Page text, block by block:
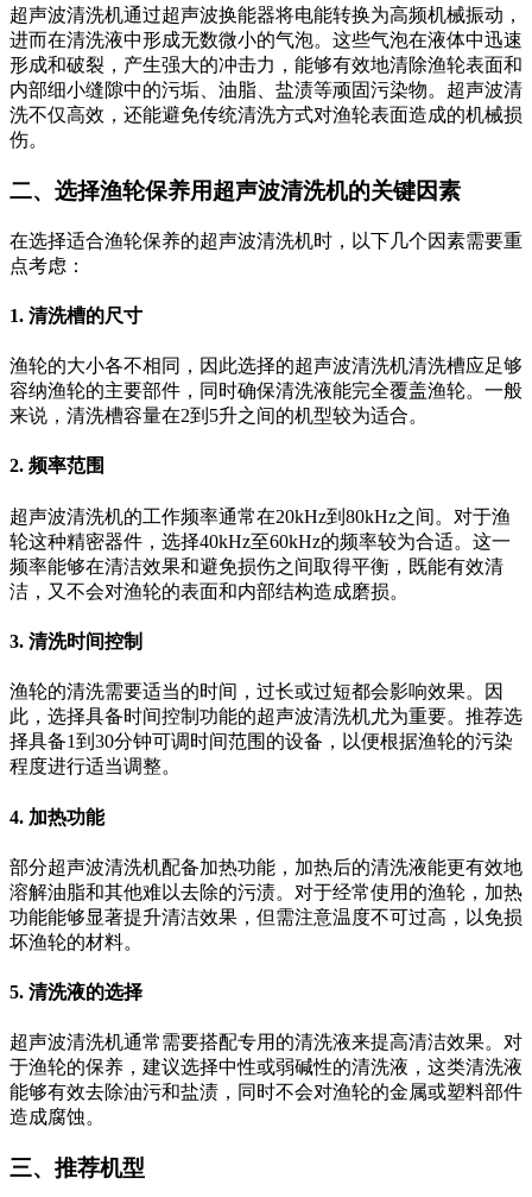
超声波清洗机通过超声波换能器将电能转换为高频机械振动，
进而在清洗液中形成无数微小的气泡。这些气泡在液体中迅速
形成和破裂，产生强大的冲击力，能够有效地清除渔轮表面和
内部细小缝隙中的污垢、油脂、盐渍等顽固污染物。超声波清
洗不仅高效，还能避免传统清洗方式对渔轮表面造成的机械损
伤。
二、选择渔轮保养用超声波清洗机的关键因素
在选择适合渔轮保养的超声波清洗机时，以下几个因素需要重
点考虑：
1. 清洗槽的尺寸
渔轮的大小各不相同，因此选择的超声波清洗机清洗槽应足够
容纳渔轮的主要部件，同时确保清洗液能完全覆盖渔轮。一般
来说，清洗槽容量在2到5升之间的机型较为适合。
2. 频率范围
超声波清洗机的工作频率通常在20kHz到80kHz之间。对于渔
轮这种精密器件，选择40kHz至60kHz的频率较为合适。这一
频率能够在清洁效果和避免损伤之间取得平衡，既能有效清
洁，又不会对渔轮的表面和内部结构造成磨损。
3. 清洗时间控制
渔轮的清洗需要适当的时间，过长或过短都会影响效果。因
此，选择具备时间控制功能的超声波清洗机尤为重要。推荐选
择具备1到30分钟可调时间范围的设备，以便根据渔轮的污染
程度进行适当调整。
4. 加热功能
部分超声波清洗机配备加热功能，加热后的清洗液能更有效地
溶解油脂和其他难以去除的污渍。对于经常使用的渔轮，加热
功能能够显著提升清洁效果，但需注意温度不可过高，以免损
坏渔轮的材料。
5. 清洗液的选择
超声波清洗机通常需要搭配专用的清洗液来提高清洁效果。对
于渔轮的保养，建议选择中性或弱碱性的清洗液，这类清洗液
能够有效去除油污和盐渍，同时不会对渔轮的金属或塑料部件
造成腐蚀。
三、推荐机型